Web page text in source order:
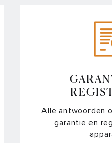
Alle antwoorden
garantie en